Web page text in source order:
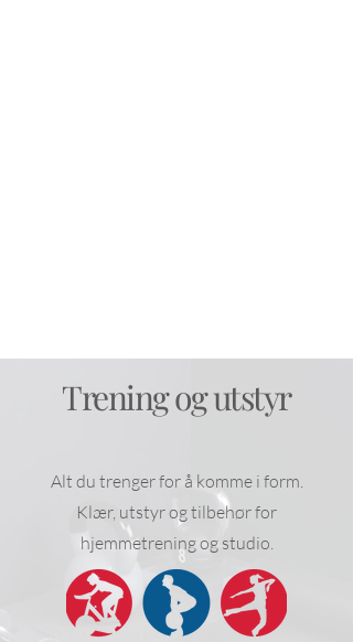
Trening og utstyr
Alt du trenger for å komme i form.
Klær, utstyr og tilbehør for
hjemmetrening og studio.